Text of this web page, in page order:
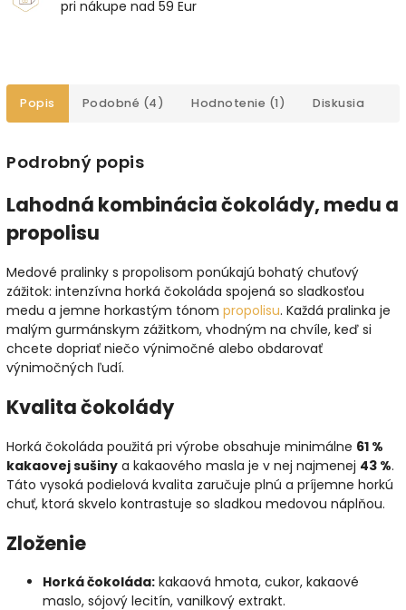
pri nákupe nad 59 Eur
Popis Podobné (4) Hodnotenie (1) Diskusia
Podrobný popis
Lahodná kombinácia čokolády, medu a
propolisu
Medové pralinky s propolisom ponúkajú bohatý chuťový
zážitok: intenzívna horká čokoláda spojená so sladkosťou
medu a jemne horkastým tónom propolisu. Každá pralinka je
malým gurmánskym zážitkom, vhodným na chvíle, keď si
chcete dopriať niečo výnimočné alebo obdarovať
výnimočných ľudí.
Kvalita čokolády
Horká čokoláda použitá pri výrobe obsahuje minimálne 61 %
kakaovej sušiny a kakaového masla je v nej najmenej 43 %.
Táto vysoká podielová kvalita zaručuje plnú a príjemne horkú
chuť, ktorá skvelo kontrastuje so sladkou medovou náplňou.
Zloženie
Horká čokoláda: kakaová hmota, cukor, kakaové
maslo, sójový lecitín, vanilkový extrakt.